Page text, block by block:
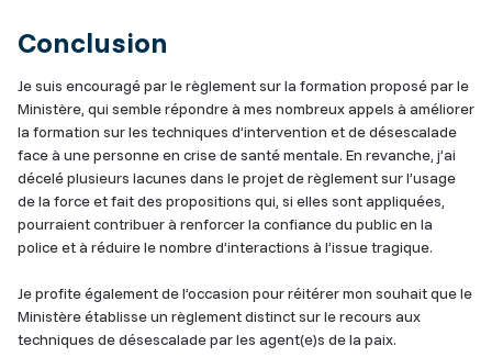
Conclusion
Je suis encouragé par le règlement sur la formation proposé par le
Ministère, qui semble répondre à mes nombreux appels à améliorer
la formation sur les techniques d’intervention et de désescalade
face à une personne en crise de santé mentale. En revanche, j’ai
décelé plusieurs lacunes dans le projet de règlement sur l’usage
de la force et fait des propositions qui, si elles sont appliquées,
pourraient contribuer à renforcer la confiance du public en la
police et à réduire le nombre d’interactions à l’issue tragique.
Je profite également de l’occasion pour réitérer mon souhait que le
Ministère établisse un règlement distinct sur le recours aux
techniques de désescalade par les agent(e)s de la paix.